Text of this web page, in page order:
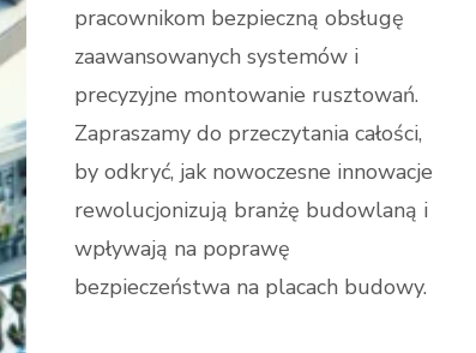
pracownikom bezpieczną obsługę
zaawansowanych systemów i
precyzyjne montowanie rusztowań.
Zapraszamy do przeczytania całości,
by odkryć, jak nowoczesne innowacje
rewolucjonizują branżę budowlaną i
wpływają na poprawę
bezpieczeństwa na placach budowy.